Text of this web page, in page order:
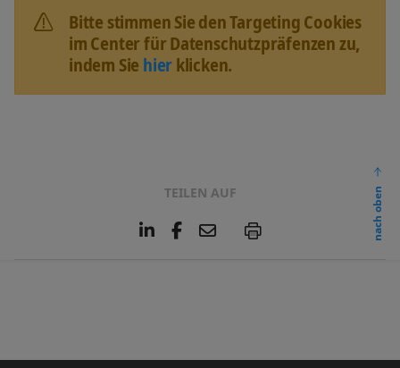
Bitte stimmen Sie den Targeting Cookies
im Center für Datenschutzpräfenzen zu,
indem Sie hierklicken.
TEILEN AUF
L
F
E
P
nach oben